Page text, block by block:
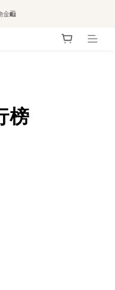
$1,300超取免運
金🛍️
prev
榜